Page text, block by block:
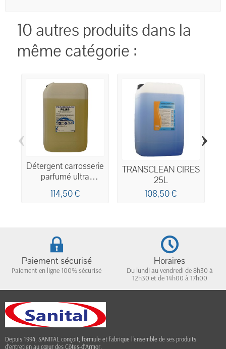
10 autres produits dans la
même catégorie :
Détergent carrosserie
parfumé ultra
concentré haut de
gamme 25kg
114,50 €
TRANSCLEAN CIRES
25L
108,50 €
‹ ›
Paiement sécurisé
Paiement en ligne 100% sécurisé
Horaires
Du lundi au vendredi de 8h30 à
12h30 et de 14h00 à 17h00
Depuis 1994, SANITAL conçoit, formule et fabrique l’ensemble de ses produits
d’entretien au cœur des Côtes-d’Armor.